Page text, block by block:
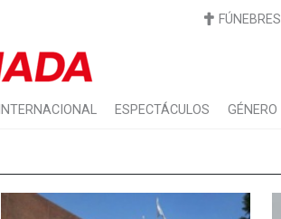
FÚNEBRES
INTERNACIONAL ESPECTÁCULOS GÉNERO